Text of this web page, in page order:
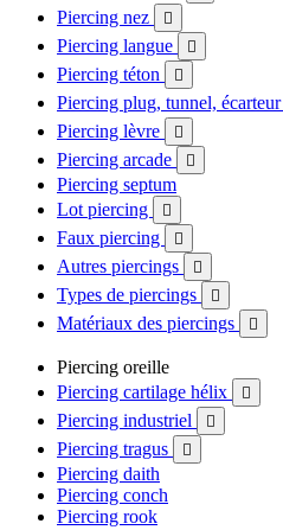
Piercing nez 
Piercing langue 
Piercing téton 
Piercing plug, tunnel, écarteur
Piercing lèvre 
Piercing arcade 
Piercing septum
Lot piercing

Faux piercing 
Autres piercings 
Types de piercings 
Matériaux des piercings 
Piercing oreille
Piercing cartilage hélix

Piercing industriel 
Piercing tragus 
Piercing daith
Piercing conch
Piercing rook